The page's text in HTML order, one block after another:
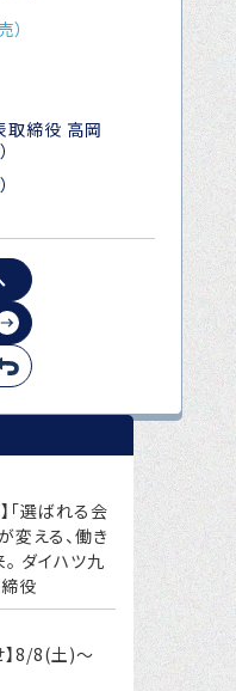
取締役 高岡
「選ばれる会
変える、働き
ダイハツ九
役
】8/8(土)～